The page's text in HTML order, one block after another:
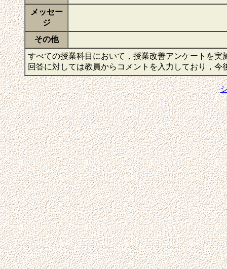
メッセー
ジ
その他
すべての授業科目において，授業改善アンケートを
回答に対しては教員からコメントを入力しており，